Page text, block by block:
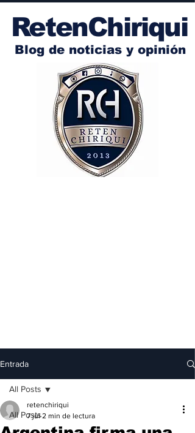
RetenChiriqui
Blog de noticias y opinión
Entrada
All Posts
All Posts
retenchiriqui
7 jul 2 min de lectura